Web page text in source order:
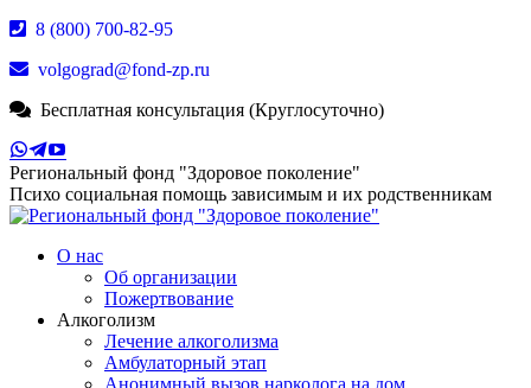
Перейти
содержанию
8 (800) 700-82-95
volgograd@fond-zp.ru
Бесплатная консультация (Круглосуточно)
Страница
Whatsapp
открывается
в
окне
Страница
Телеграм
открывается
в
окне
YouTube
открывается
в
окне
Региональный фонд "Здоровое поколение"
Психо социальная помощь зависимым и их родственникам
О нас
Об организации
Пожертвование
Алкоголизм
Лечение алкоголизма
Амбулаторный этап
Анонимный вызов нарколога на дом